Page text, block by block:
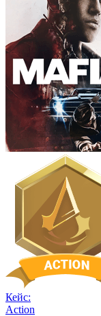
Кейс:
Action